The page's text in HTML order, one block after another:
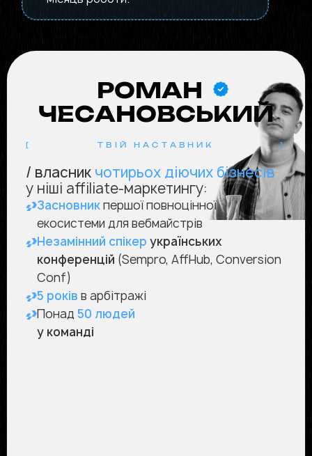
ТВІЙ НАСТАВНИК ]
РОМАН
ЧЕСАНОВСЬКИЙ
/ власник чотирьох діючих бізнесів
у ніші affiliate-маркетингу:
Засновникпершої повноцінної
екосистеми для вебмайстрів
Незамінний спікер українських
конференцій (Sempro, AffHub, Conversion
Conf)
5 років в арбітражі
Понад50 людей
у команді